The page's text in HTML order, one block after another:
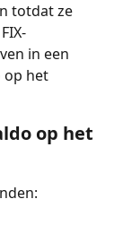
totdat ze
in een
op het
op het